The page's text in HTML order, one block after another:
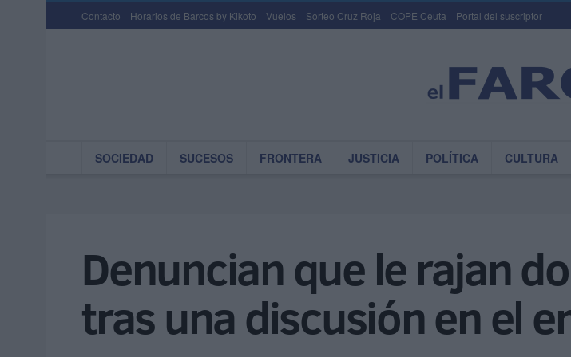
Contacto Horarios de Barcos by Kikoto Vuelos Sorteo Cruz Roja COPE Ceuta Portal del suscriptor
SOCIEDAD SUCESOS FRONTERA JUSTICIA POLÍTICA CULTURA
Denuncian que le rajan
tras una discusión en el